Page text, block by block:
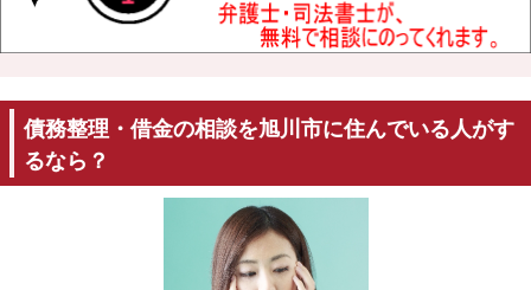
債務整理・借金の相談を旭川市に住んでいる人がす
るなら？